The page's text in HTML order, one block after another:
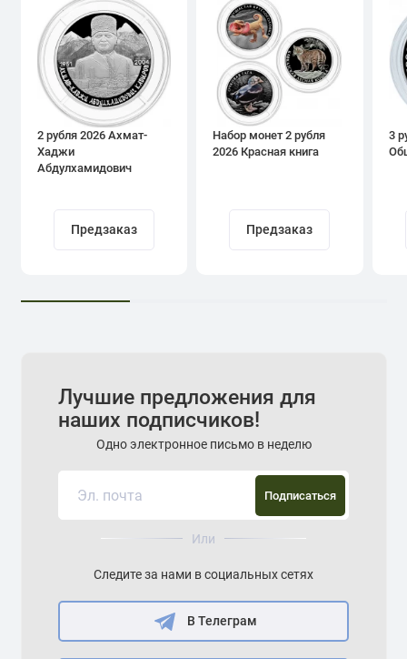
2 рубля 2026 Ахмат-
Хаджи
Абдулхамидович
Предзаказ
Набор монет 2 рубля
2026 Красная книга
Предзаказ
3
Лучшие предложения для
наших подписчиков!
Одно электронное письмо в неделю
Подписаться
Или
Следите за нами в социальных сетях
В Телеграм